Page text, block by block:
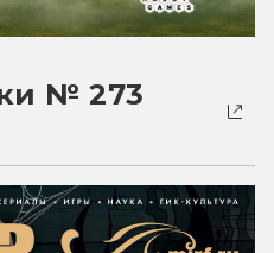
№ 273